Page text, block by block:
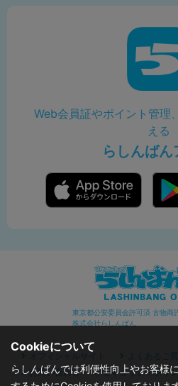
Web会員証やポイント管理
える
らしんばん
東京都公安委員会許可済 古物
株式会社らしんばん
オフィシャルサイト よくあるご質
お問い合わせ
セキュリティポリ
Cookieについて
らしんばんでは利便性向上やお客様